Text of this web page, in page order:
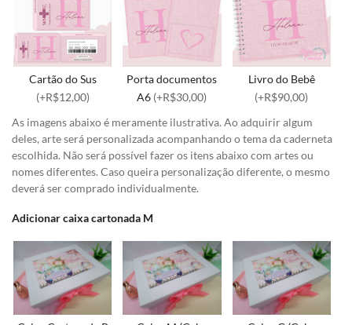
Cartão do Sus
(+R$12,00)
Porta documentos
A6 (+R$30,00)
Livro do Bebê
(+R$90,00)
As imagens abaixo é meramente ilustrativa. Ao adquirir algum
deles, arte será personalizada acompanhando o tema da caderneta
escolhida. Não será possível fazer os itens abaixo com artes ou
nomes diferentes. Caso queira personalização diferente, o mesmo
deverá ser comprado individualmente.
Adicionar caixa cartonada M